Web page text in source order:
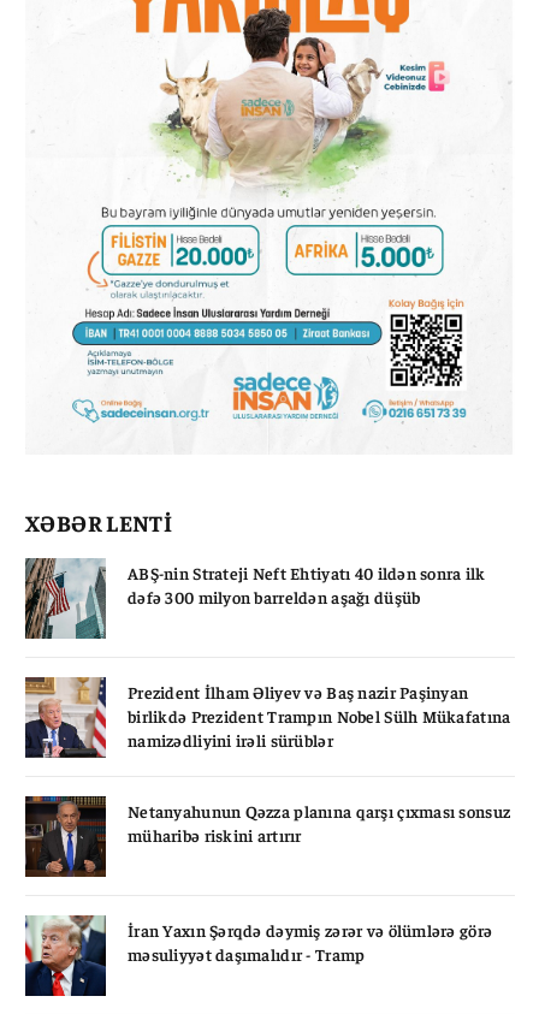
XƏBƏR LENTİ
ABŞ-nin Strateji Neft Ehtiyatı 40 ildən sonra ilk
dəfə 300 milyon barreldən aşağı düşüb
Prezident İlham Əliyev və Baş nazir Paşinyan
birlikdə Prezident Trampın Nobel Sülh Mükafatına
namizədliyini irəli sürüblər
Netanyahunun Qəzza planına qarşı çıxması sonsuz
müharibə riskini artırır
İran Yaxın Şərqdə dəymiş zərər və ölümlərə görə
məsuliyyət daşımalıdır - Tramp